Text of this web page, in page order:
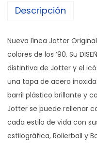
Descripción
Nueva línea Jotter
colores de los ‘90. Su
distintiva de Jotter y el
una tapa de acero
barril plástico brillante y
Jotter se puede rellenar
cada estilo de vida con
estilográfica, Rollerball y